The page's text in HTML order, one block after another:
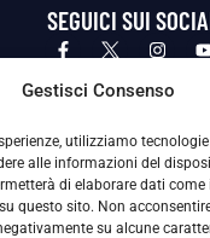
Gestisci Consenso
utilizziamo
alle informazioni del
di elaborare dati
questo sito. Non
su alcune
SEGUICI SUI
Privacy Policy Cookie Policy
della Protezione dei Dati Personali (DPO), figura
dalla nostra Società per tutelare i Suoi dati
Per contattare il DPO può scrivere a